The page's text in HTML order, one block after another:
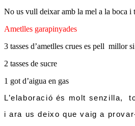
No us vull deixar amb la mel a la boca i
Ametlles garapinyades
3 tasses d’ametlles crues es pell millor
2 tasses de sucre
1 got d’aigua en gas
L’elaboració és molt senzilla,
i ara us deixo que vaig a